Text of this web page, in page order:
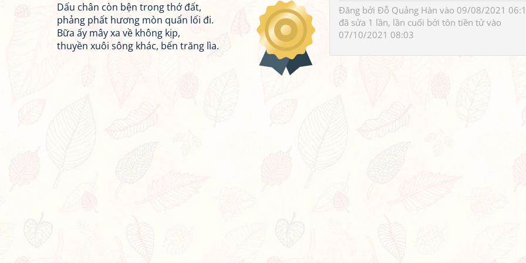
Đăng bởi Đỗ Quảng Hàn vào 09/08/2021
đã sửa 1 lần, lần cuối bởi tôn tiền tửvào
07/10/2021 08:03
Dấu chân còn bện trong thớ đất,
phảng phất hương mòn quẩn lối đi.
Bữa ấy mây xa về không kịp,
thuyền xuôi sông khác, bến trăng lìa.